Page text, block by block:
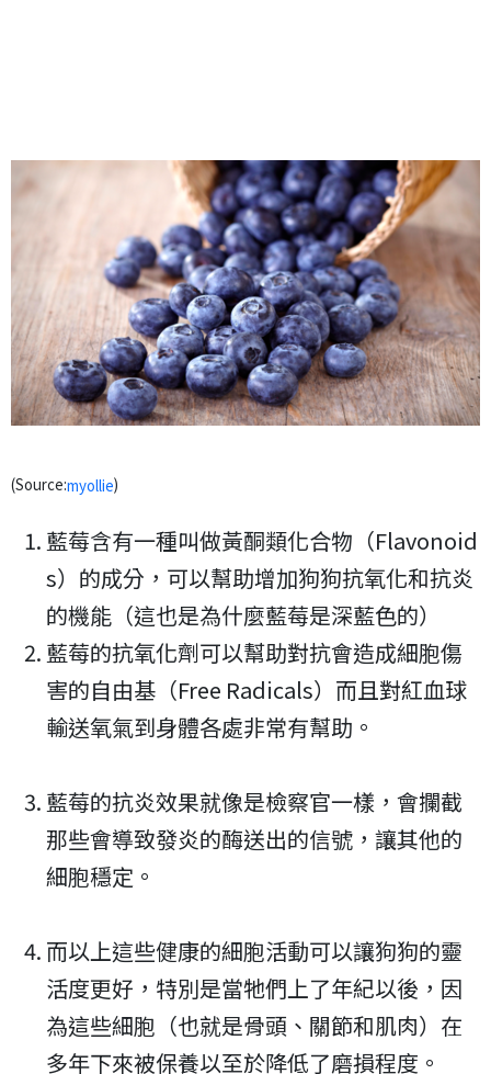
(Source:myollie)
藍莓含有一種叫做黃酮類化合物（Flavonoid
s）的成分，可以幫助增加狗狗抗氧化和抗炎
的機能（這也是為什麼藍莓是深藍色的）
藍莓的抗氧化劑可以幫助對抗會造成細胞傷
害的自由基（Free Radicals）而且對紅血球
輸送氧氣到身體各處非常有幫助。
藍莓的抗炎效果就像是檢察官一樣，會攔截
那些會導致發炎的酶送出的信號，讓其他的
細胞穩定。
而以上這些健康的細胞活動可以讓狗狗的靈
活度更好，特別是當牠們上了年紀以後，因
為這些細胞（也就是骨頭、關節和肌肉）在
多年下來被保養以至於降低了磨損程度。